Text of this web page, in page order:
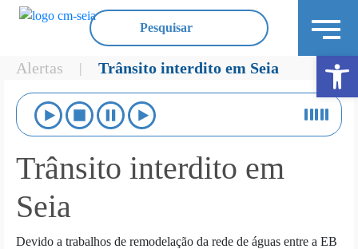
Alertas | Trânsito interdito em Seia
Trânsito interdito em
Seia
Devido a trabalhos de remodelação da rede de águas entre a EB